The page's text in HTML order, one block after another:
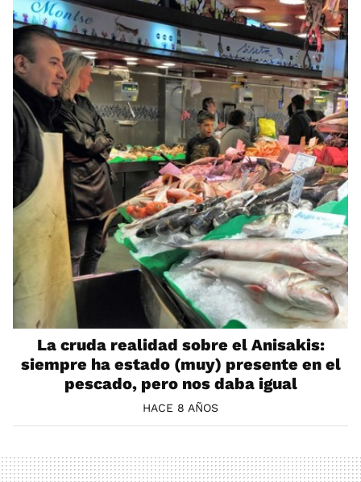
La cruda realidad sobre el Anisakis:
siempre ha estado (muy) presente en el
pescado, pero nos daba igual
HACE 8 AÑOS